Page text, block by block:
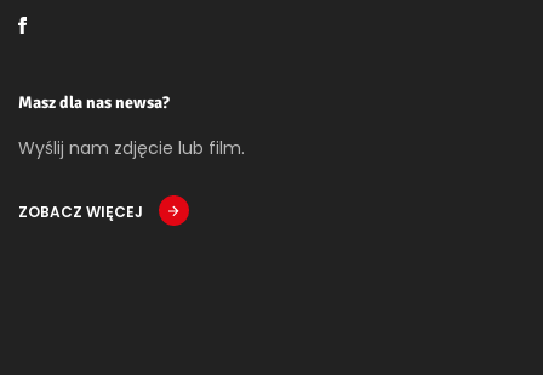
Masz dla nas newsa?
Wyślij nam zdjęcie lub film.
ZOBACZ WIĘCEJ